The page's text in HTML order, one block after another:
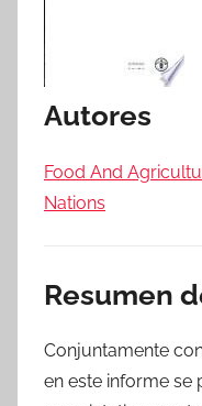
Autores
Food And
Nations
Resumen
Conjuntamente
en este informe se